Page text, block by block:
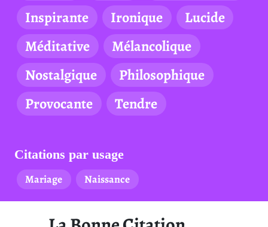
Inspirante
Ironique
Lucide
Méditative
Mélancolique
Nostalgique
Philosophique
Provocante
Tendre
Citations par usage
Mariage
Naissance